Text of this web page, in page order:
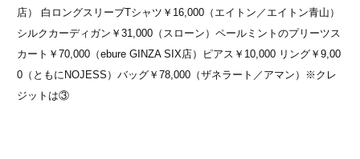
店） 白ロングスリーブTシャツ￥16,000（エイトン／エイトン青山）
シルクカーディガン￥31,000（スローン）ペールミントのプリーツス
カート￥70,000（ebure GINZA SIX店）ピアス￥10,000 リング￥9,00
0（ともにNOJESS）バッグ￥78,000（ザネラート／アマン）※クレ
ジットは③